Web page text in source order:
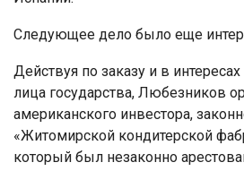
Следующее дело было еще
Действуя по заказу и в
лица государства, Любезников
американского инвестора,
«Житомирской кондитерской
который был незаконно